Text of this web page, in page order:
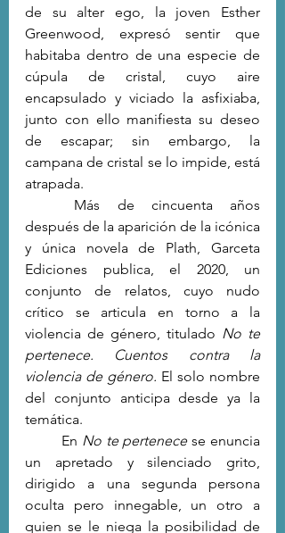
de su alter ego, la joven Esther
Greenwood, expresó sentir que
habitaba dentro de una especie de
cúpula de cristal, cuyo aire
encapsulado y viciado la asfixiaba,
junto con ello manifiesta su deseo
de escapar; sin embargo, la
campana de cristal se lo impide, está
atrapada.
después de la aparición de la icónica
y única novela de Plath, Garceta
Ediciones publica, el 2020, un
conjunto de relatos, cuyo nudo
crítico se articula en torno a la
violencia de género, titulado No te
pertenece. Cuentos contra la
violencia de género. El solo nombre
del conjunto anticipa desde ya la
temática.
	En
No te pertenece se enuncia
un apretado y silenciado grito,
dirigido a una segunda persona
oculta pero innegable, un otro a
quien se le niega la posibilidad de